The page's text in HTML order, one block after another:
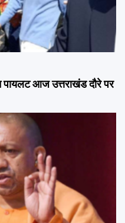
पायलट आज उत्तराखंड दौरे पर